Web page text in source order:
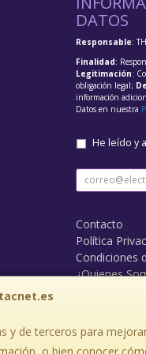
y de terceros para
DATOS
Responsable:
Finalidad:
Legitimación:
obligación legal;
información
Datos en nuestra
He leído y
Contacto
Política
Condiciones
¿Quienes